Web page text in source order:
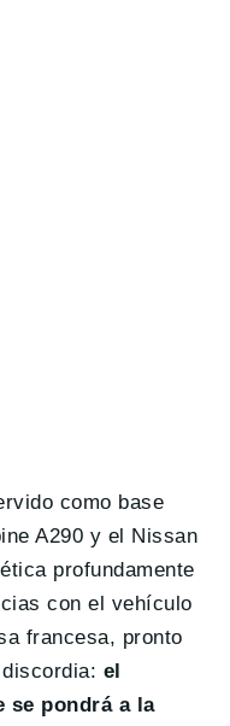
como base
A290 y el Nissan
profundamente
con el vehículo
francesa, pronto
el
se pondrá a la